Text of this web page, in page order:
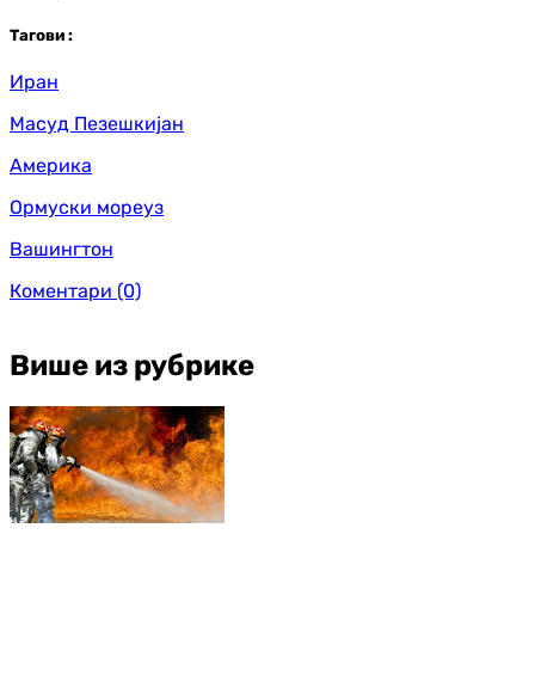
Тагови :
Иран
Масуд Пезешкијан
Америка
Ормуски мореуз
Вашингтон
Коментари (0)
Више из рубрике